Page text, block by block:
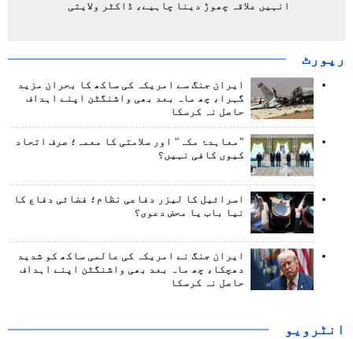
انہیں علاقہ چھوڑ دینا چاہیے، ڈاکٹر ولایتی
رپورٹ
ایران جنگ سے امریکہ کی ساکھ کا بحران مزید
گہرا، چھ ماہ بعد بھی واشنگٹن اپنے اہداف
حاصل نہ کرسکا
"معاہدۂ مکہ" اور سلامتی کا معمہ؛ صرف اتحاد
کیوں کافی نہیں؟
اسرائیل کا لیزر دفاعی نظام؛ فضائی دفاع کا
نیا باب یا محض دعوی؟
ایران جنگ نے امریکہ کی عالمی ساکھ کو شدید
دھچکا، چھ ماہ بعد بھی واشنگٹن اپنے اہداف
حاصل نہ کرسکا
انٹرويو